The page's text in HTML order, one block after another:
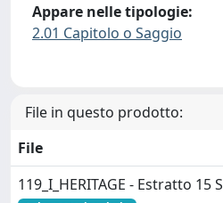
Appare nelle tipologie:
2.01 Capitolo o Saggio
File in questo prodotto:
File
119_I_HERITAGE - Estratto 15